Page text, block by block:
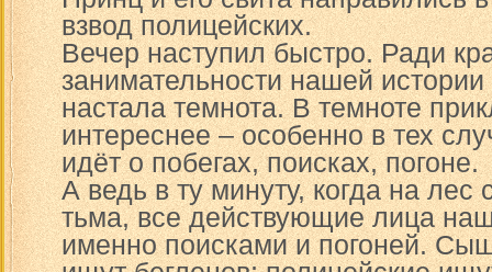
взвод полицейских.
Вечер наступил быстро. Ради
занимательности нашей
настала темнота. В темноте
интереснее – особенно в тех
идёт о побегах, поисках, погоне.
А ведь в ту минуту, когда на лес
тьма, все действующие лица
именно поисками и погоней.